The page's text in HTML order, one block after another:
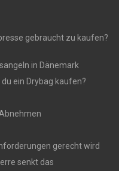
gebraucht zu kaufen?
in Dänemark
ein Drybag kaufen?
gerecht wird
senkt das